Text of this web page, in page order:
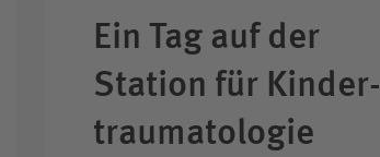
Ein Tag auf der
Station für Kinder­
trauma­tologie